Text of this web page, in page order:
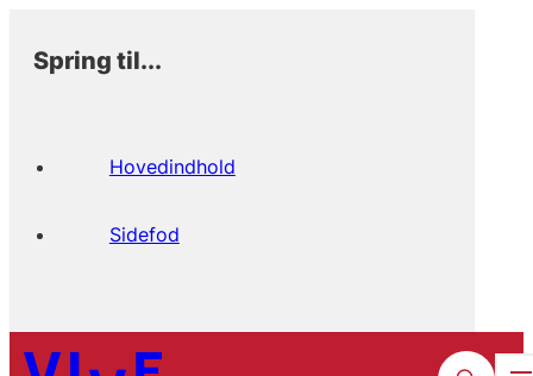
Spring til...
Hovedindhold
Sidefod